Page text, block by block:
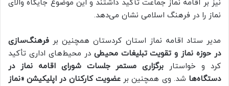
نیز بر اقامه نماز جماعت تأکید داشتند و این موضوع جایگاه والای
نماز را در فرهنگ اسلامی نشان می‌دهد.
مدیر ستاد اقامه نماز استان کردستان همچنین بر فرهنگ‌سازی
در حوزه نماز و تقویت تبلیغات محیطی در محیط‌های اداری تأکید
کرد و خواستار برگزاری مستمر جلسات شورای اقامه نماز در
دستگاه‌ها شد. وی همچنین برعضویت کارکنان در اپلیکیشن «نماز